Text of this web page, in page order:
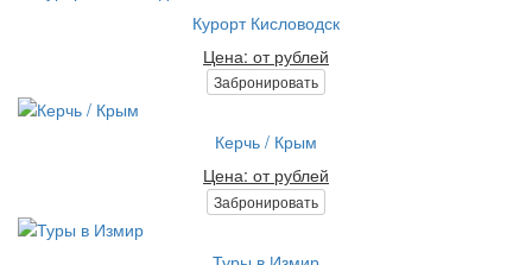
Курорт Кисловодск
Цена: от рублей
Забронировать
Керчь / Крым
Цена: от рублей
Забронировать